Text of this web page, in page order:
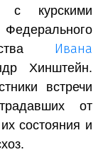
с курскими
Ивана
Хинштейн.
встречи
от
состояния и